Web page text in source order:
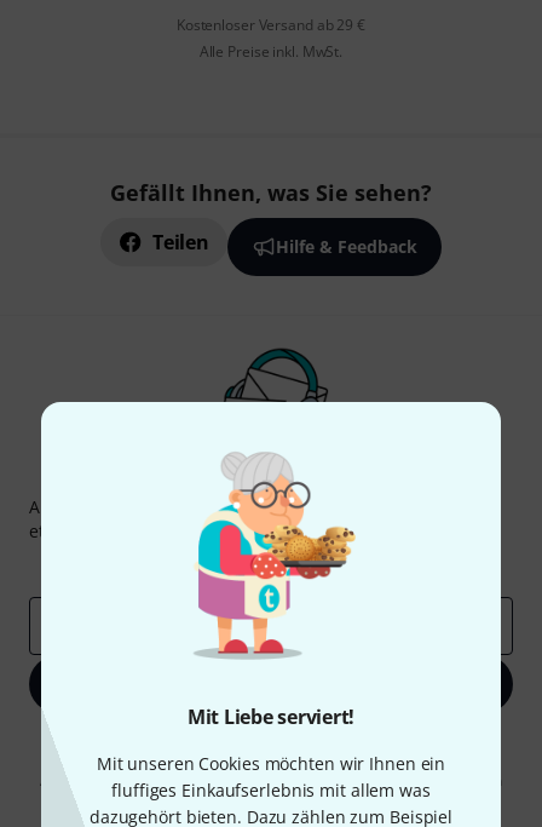
Mit Liebe serviert!
Mit unseren Cookies möchten wir Ihnen ein
fluffiges Einkaufserlebnis mit allem was
dazugehört bieten. Dazu zählen zum Beispiel
Kostenloser Versand ab 29 €
Alle Preise inkl. MwSt.
Gefällt Ihnen, was Sie sehen?
Teilen Hilfe & Feedback
Thomann Newsletter
Abonniere den Thomann Newsletter und gewinne mit
etwas Glück einen von 50 Gutscheinenüber jeweils
Inspirierende Beiträge
Deals
Mit Klick auf „Jetzt anmelden“ stimmen Sie dem Erhalt von E-Mail-
Werbung und einer Messung des E-Mail-Nutzungsverhaltens zu. Die
Abmeldung ist jederzeit möglich. Weitere Informationen finden Sie in
unserenDatenschutzhinweisen.